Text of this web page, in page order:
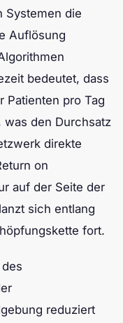
Systemen die
Auflösung
bedeutet, dass
Patienten pro Tag
den Durchsatz
direkte
on
auf der Seite der
sich entlang
fort.
reduziert